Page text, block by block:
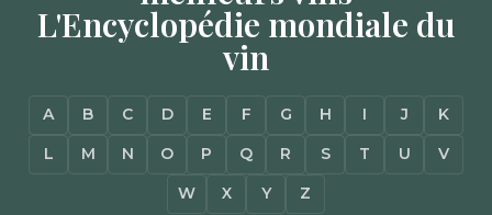
L'Encyclopédie mondiale du
vin
A B C D E F G H I J
K
L
M N O P Q R S T U
V
W
X Y Z